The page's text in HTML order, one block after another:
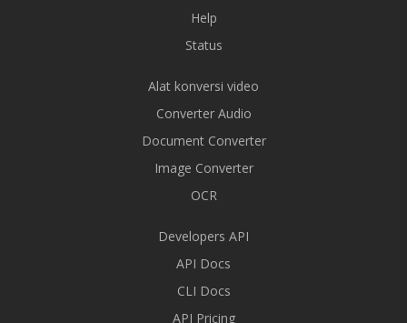
Help
Status
Alat konversi video
Converter Audio
Document Converter
Image Converter
OCR
Developers API
API Docs
CLI Docs
API Pricing